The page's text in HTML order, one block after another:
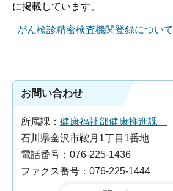
に掲載しています。
がん検診精密検査機関登録について
お問い合わせ
所属課： 健康福祉部健康推進課
石川県金沢市鞍月1丁目1番地
電話番号：076-225-1436
ファクス番号：076-225-1444